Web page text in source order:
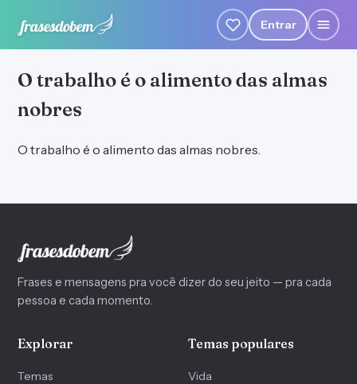
Entrar
O trabalho é o alimento das almas
nobres
O trabalho é o alimento das almas nobres.
Frases e mensagens pra você dizer do seu jeito — pra cada
pessoa e cada momento.
Explorar
Temas
Temas populares
Vida